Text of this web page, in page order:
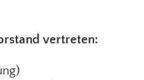
vertreten: